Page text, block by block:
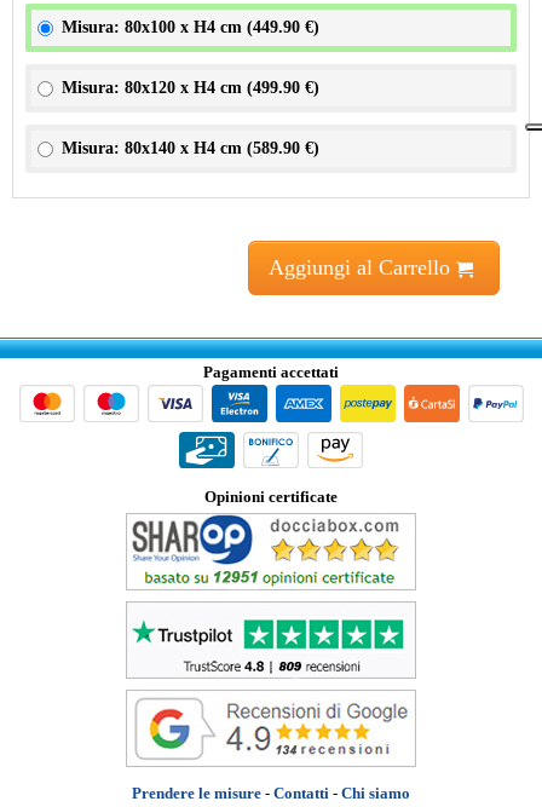
Misura: 80x100 x H4 cm (449.90 €)
Misura: 80x120 x H4 cm (499.90 €)
Misura: 80x140 x H4 cm (589.90 €)
Aggiungi al Carrello
Pagamenti accettati
Opinioni certificate
Prendere le misure - Contatti - Chi siamo